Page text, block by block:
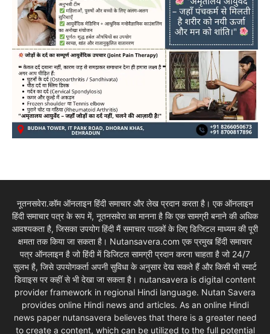
नूतनसवेरा.कॉम ऑनलाइन हिंदी समाचार और लेख प्रदान करता है। एक ऑनलाइन
हिंदी समाचार पत्र के रूप में, नूतनसवेरा का मानना है कि एक सामग्री बनाने की अधिक
आवश्यकता है, जिसका उपयोग हिंदी मैं समाचार पाठकों के लिए डिजिटल माध्यम की पूरी
क्षमता तक किया जा सकता है। Nutansavera.com एक प्रमुख हिंदी समाचार
पत्र ऑनलाइन है जो हिंदी में डिजिटल सामग्री प्रदान करना चाहता है जो 24/7
सुलभ है, जिसे उपयोगकर्ता अपनी सुविधा के अनुसार देख सकते हैं और किसी भी स्मार्ट
डिवाइस पर कहीं से भी देखा जा सकता है। nutansavera is digital content
provider framework in regional Hindi language. Nutan Savera
provides online Hindi news and articles. As an online Hindi
news paper nutansavera believes that there is a greater need
to create a content, which can be utilized to the full potential